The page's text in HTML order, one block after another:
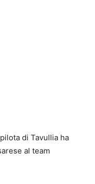
di Tavullia ha
al team